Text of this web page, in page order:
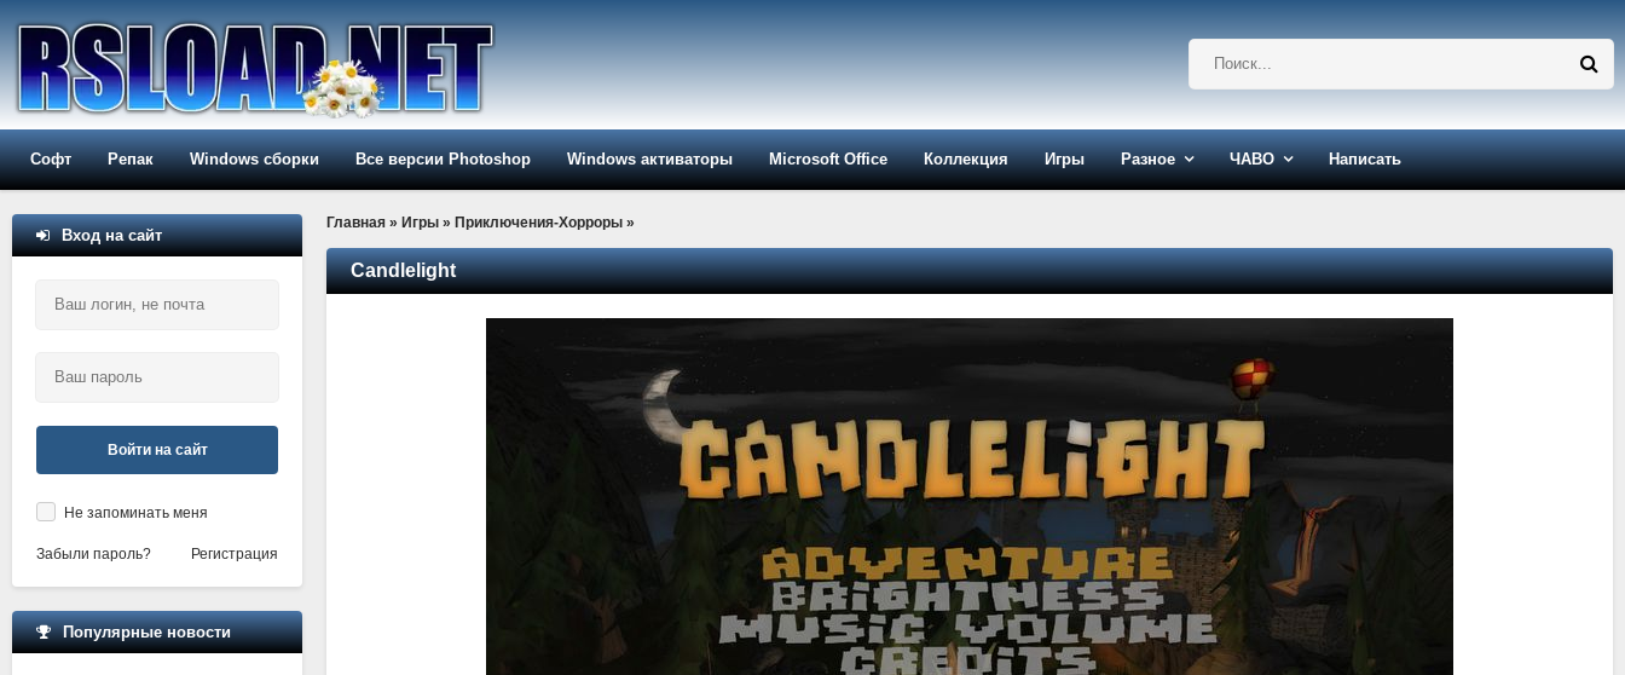
Софт Репак Windows сборки Все версии Photoshop Windows активаторы Microsoft Office Коллекция Игры Разное ЧАВО Написать
Главная » Игры » Приключения-Хорроры »
Candlelight
Вход на сайт
Войти на сайт
Не запоминать меня
Забыли пароль? Регистрация
Популярные новости